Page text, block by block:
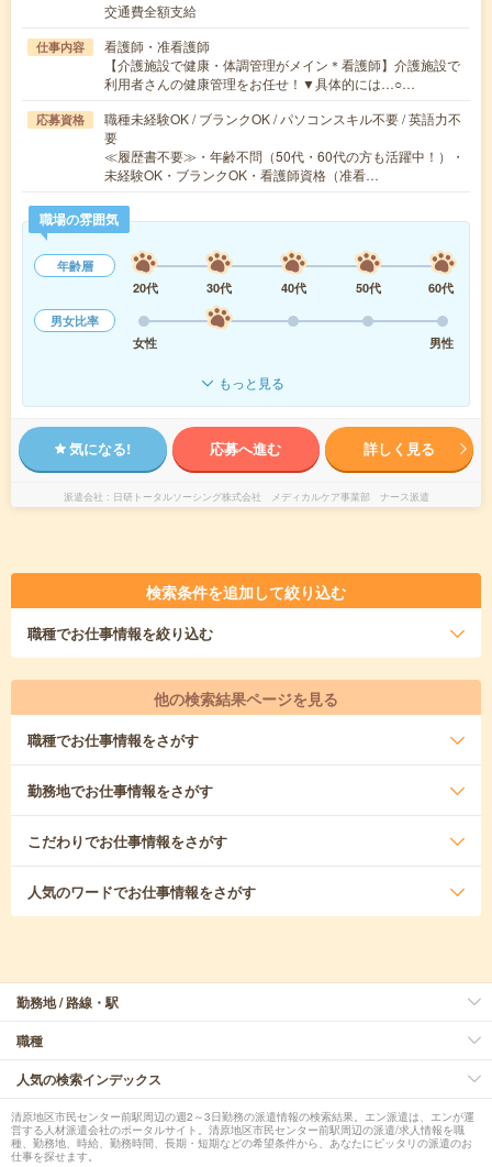
交通費全額支給
仕事内容
看護師・准看護師
【介護施設で健康・体調管理がメイン＊看護師】介護施設で
利用者さんの健康管理をお任せ！▼具体的には…○…
応募資格
職種未経験OK / ブランクOK / パソコンスキル不要 / 英語力不
要
≪履歴書不要≫・年齢不問（50代・60代の方も活躍中！）・
未経験OK・ブランクOK・看護師資格（准看…
職場の雰囲気
年齢層
20代
30代 40代 50代
60代
男女比率
女性
男性
もっと見る
気になる! 応募へ進む 詳しく見る
派遣会社 日研トータルソーシング株式会社 メディカルケア事業部 ナース派遣
検索条件を追加して絞り込む
職種でお仕事情報を絞り込む
他の検索結果ページを見る
職種でお仕事情報をさがす
勤務地でお仕事情報をさがす
こだわりでお仕事情報をさがす
人気のワードでお仕事情報をさがす
勤務地 / 路線・駅
職種
人気の検索インデックス
清原地区市民センター前駅周辺の週2～3日勤務の派遣情報の検索結果。エン派遣は、エンが運
営する人材派遣会社のポータルサイト。清原地区市民センター前駅周辺の派遣/求人情報を職
種、勤務地、時給、勤務時間、長期・短期などの希望条件から、あなたにピッタリの派遣のお
仕事を探せます。